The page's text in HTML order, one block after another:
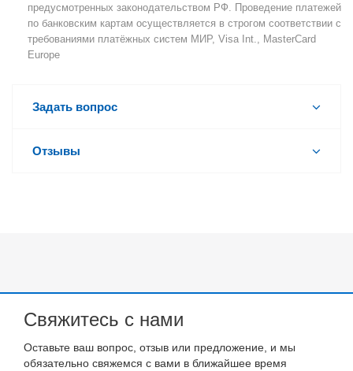
предусмотренных законодательством РФ. Проведение платежей
по банковским картам осуществляется в строгом соответствии с
требованиями платёжных систем МИР, Visa Int., MasterCard
Europe
Задать вопрос
Отзывы
Свяжитесь с нами
Оставьте ваш вопрос, отзыв или предложение, и мы
обязательно свяжемся с вами в ближайшее время